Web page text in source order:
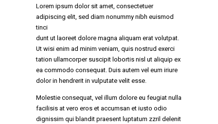
Lorem ipsum dolor sit amet, consectetuer
adipiscing elit, sed diam nonummy nibh euismod
tinci
dunt ut laoreet dolore magna aliquam erat volutpat.
Ut wisi enim ad minim veniam, quis nostrud exerci
tation ullamcorper suscipit lobortis nisl ut aliquip ex
ea commodo consequat. Duis autem vel eum iriure
dolor in hendrerit in vulputate velit esse.
Molestie consequat, vel illum dolore eu feugiat nulla
facilisis at vero eros et accumsan et iusto odio
dignissim qui blandit praesent luptatum zzril delenit